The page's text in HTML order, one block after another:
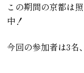
この期間の京都は
中！
今回の参加者は3名